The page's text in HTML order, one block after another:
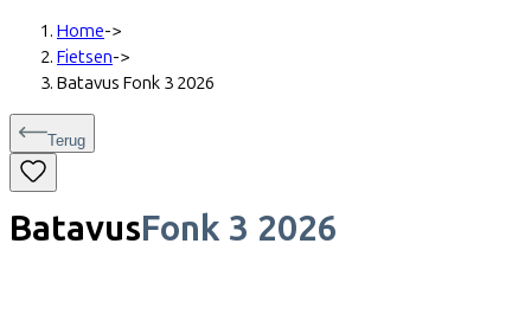
Home->
Fietsen->
Batavus Fonk 3 2026
Terug
BatavusFonk 3 2026